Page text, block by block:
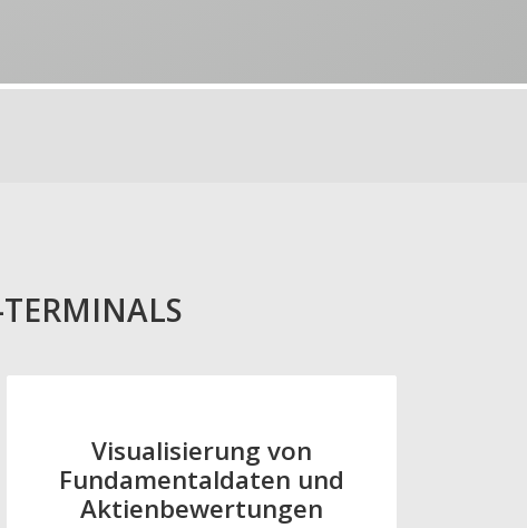
Visualisierung von
Fundamentaldaten und
Aktienbewertungen